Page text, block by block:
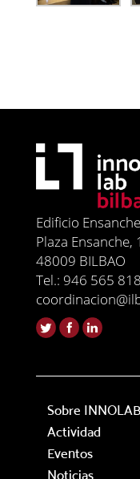
Edificio Ensanche
Plaza Ensanche,
48009 BILBAO
Tel.: 946 565 818
Sobre INNOLAB
Actividad
Eventos
Noticias